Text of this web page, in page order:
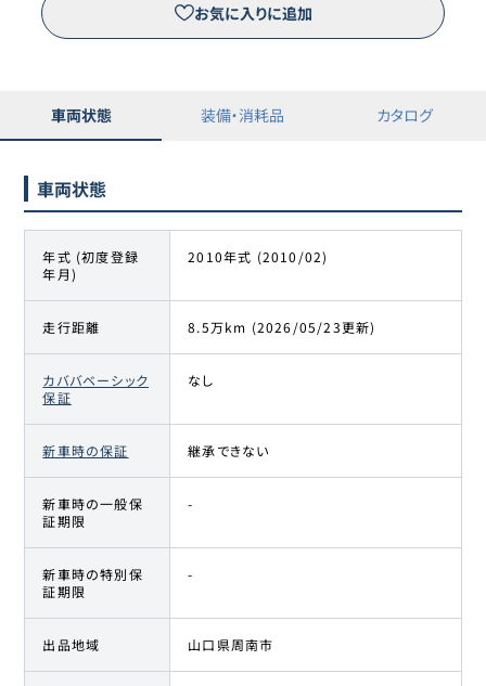
お気に入りに追加
車両状態 装備・消耗品 カタログ
車両状態
年式 (初度登録
年月)
2010年式 (2010/02)
走行距離 8.5万km (2026/05/23更新)
カババベーシック
保証
なし
新車時の保証 継承できない
新車時の一般保
証期限
-
新車時の特別保
証期限
-
出品地域 山口県周南市